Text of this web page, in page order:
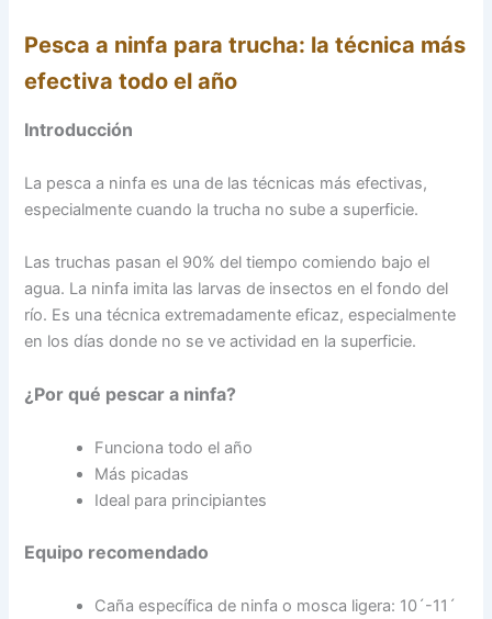
Pesca a ninfa para trucha: la técnica más
efectiva todo el año
Introducción
La pesca a ninfa es una de las técnicas más efectivas,
especialmente cuando la trucha no sube a superficie.
Las truchas pasan el 90% del tiempo comiendo bajo el
agua. La ninfa imita las larvas de insectos en el fondo del
río. Es una técnica extremadamente eficaz, especialmente
en los días donde no se ve actividad en la superficie.
¿Por qué pescar a ninfa?
Funciona todo el año
Más picadas
Ideal para principiantes
Equipo recomendado
Caña específica de ninfa o mosca ligera: 10´-11´